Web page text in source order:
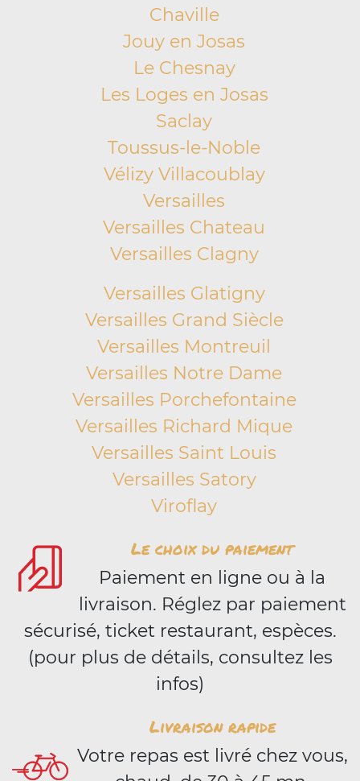
Chaville
Jouy en Josas
Le Chesnay
Les Loges en Josas
Saclay
Toussus-le-Noble
Vélizy Villacoublay
Versailles
Versailles Chateau
Versailles Clagny
Versailles Glatigny
Versailles Grand Siècle
Versailles Montreuil
Versailles Notre Dame
Versailles Porchefontaine
Versailles Richard Mique
Versailles Saint Louis
Versailles Satory
Viroflay
Le choix du paiement
Paiement en ligne ou à la
livraison. Réglez par paiement
sécurisé, ticket restaurant, espèces.
(pour plus de détails, consultez les
infos)
Livraison rapide
Votre repas est livré chez vous,